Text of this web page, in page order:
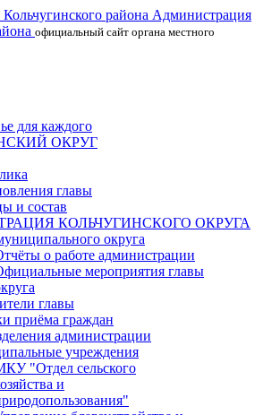
Администрация
официальный сайт органа местного
для каждого
ОКРУГ
главы
и состав
КОЛЬЧУГИНСКОГО ОКРУГА
округа
о работе администрации
мероприятия главы
главы
приёма граждан
администрации
учреждения
"Отдел сельского
и